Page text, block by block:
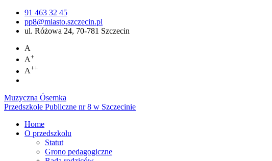
91 463 32 45
pp8@miasto.szczecin.pl
ul. Różowa 24, 70-781 Szczecin
A
A+
A++
Muzyczna Ósemka
Przedszkole Publiczne nr 8 w Szczecinie
Home
O przedszkolu
Statut
Grono pedagogiczne